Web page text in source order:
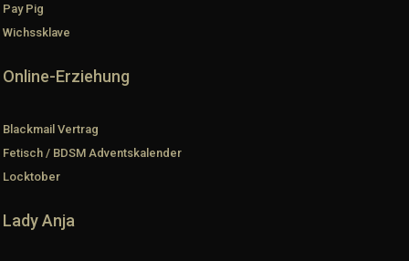
Pay Pig
Wichssklave
Online-Erziehung
Blackmail Vertrag
Fetisch / BDSM Adventskalender
Locktober
Lady Anja